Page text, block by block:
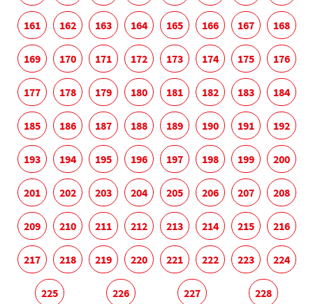
161 162 163 164 165 166 167 168
169 170 171 172 173 174 175 176
177 178 179 180 181 182 183 184
185 186 187 188 189 190 191 192
193 194 195 196 197 198 199 200
201 202 203 204 205 206 207 208
209 210 211 212 213 214 215 216
217 218 219 220 221 222 223 224
225 226 227 228